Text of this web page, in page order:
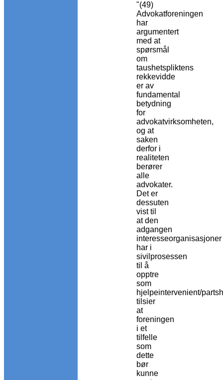
"(49)
Advokatforeningen
har
argumentert
med at
spørsmål
om
taushetspliktens
rekkevidde
er av
fundamental
betydning
for
advokatvirksomheten,
og at
saken
derfor i
realiteten
berører
alle
advokater.
Det er
dessuten
vist til
at den
adgangen
interesseorganisasjoner
har i
sivilprosessen
til å
opptre
som
hjelpeintervenient/
tilsier
at
foreningen
i et
tilfelle
som
dette
bør
kunne